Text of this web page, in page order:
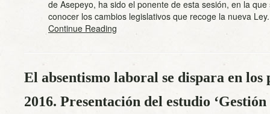
de Asepeyo, ha sido el ponente de esta sesión, en la
conocer los cambios legislativos que recoge la nueva
Continue Reading
El absentismo laboral se dispara en los
2016. Presentación del estudio ‘Gestión